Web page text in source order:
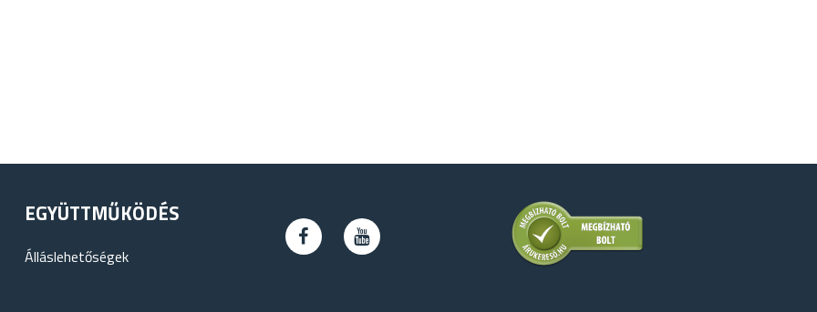
EGYÜTTMŰKÖDÉS
Álláslehetőségek